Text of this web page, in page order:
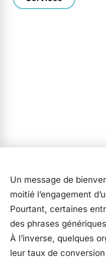
Un message de
moitié l’engagement
Pourtant, certaines
des phrases
À l’inverse, quelques
leur taux de